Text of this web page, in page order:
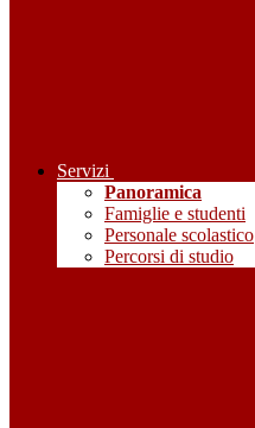
Servizi
Panoramica
Famiglie e studenti
Personale scolastico
Percorsi di studio